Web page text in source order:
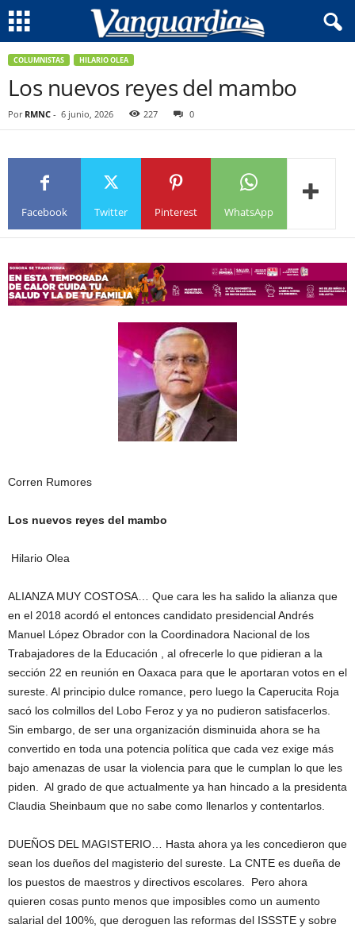
COLUMNISTAS HILARIO OLEA
Los nuevos reyes del mambo
Por RMNC - 6 junio, 2026 227 0
Facebook Twitter Pinterest WhatsApp
Corren Rumores
Los nuevos reyes del mambo
Hilario Olea
ALIANZA MUY COSTOSA… Que cara les ha salido la alianza que
en el 2018 acordó el entonces candidato presidencial Andrés
Manuel López Obrador con la Coordinadora Nacional de los
Trabajadores de la Educación , al ofrecerle lo que pidieran a la
sección 22 en reunión en Oaxaca para que le aportaran votos en el
sureste. Al principio dulce romance, pero luego la Caperucita Roja
sacó los colmillos del Lobo Feroz y ya no pudieron satisfacerlos.
Sin embargo, de ser una organización disminuida ahora se ha
convertido en toda una potencia política que cada vez exige más
bajo amenazas de usar la violencia para que le cumplan lo que les
piden. Al grado de que actualmente ya han hincado a la presidenta
Claudia Sheinbaum que no sabe como llenarlos y contentarlos.
DUEÑOS DEL MAGISTERIO… Hasta ahora ya les concedieron que
sean los dueños del magisterio del sureste. La CNTE es dueña de
los puestos de maestros y directivos escolares. Pero ahora
quieren cosas punto menos que imposibles como un aumento
salarial del 100%, que deroguen las reformas del ISSSTE y sobre